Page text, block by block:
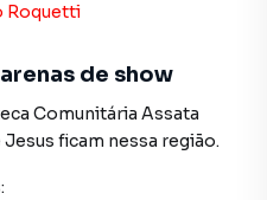
imobiliário.
e gratuito! A Imobiliária
São Paulo.
consegue vender ou
Roquetti
de show
Comunitária Assata
Jesus ficam nessa região.
: